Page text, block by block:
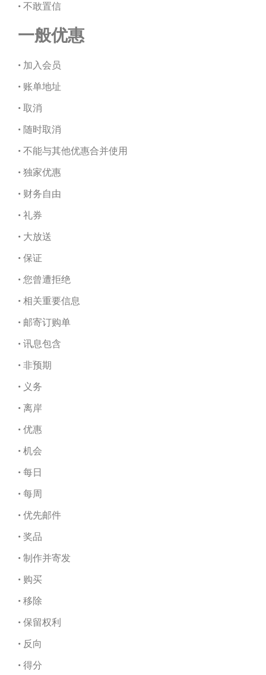
• 不敢置信
一般优惠
• 加入会员
• 账单地址
• 取消
• 随时取消
• 不能与其他优惠合并使用
• 独家优惠
• 财务自由
• 礼券
• 大放送
• 保证
• 您曾遭拒绝
• 相关重要信息
• 邮寄订购单
• 讯息包含
• 非预期
• 义务
• 离岸
• 优惠
• 机会
• 每日
• 每周
• 优先邮件
• 奖品
• 制作并寄发
• 购买
• 移除
• 保留权利
• 反向
• 得分